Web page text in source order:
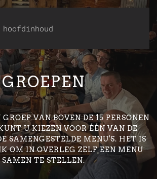
GROEPEN
VAN BOVEN DE 15 PERSONEN
U KIEZEN VOOR ÉÉN VAN DE
SAMENGESTELDE MENU'S. HET IS
OM IN OVERLEG ZELF EEN MENU
SAMEN TE STELLEN.